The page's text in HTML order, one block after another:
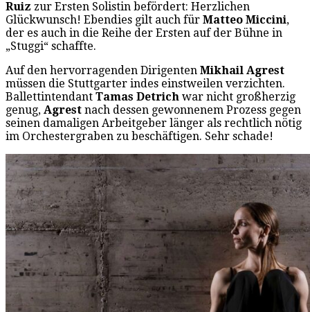
Ruiz zur Ersten Solistin befördert: Herzlichen
Glückwunsch! Ebendies gilt auch für Matteo Miccini,
der es auch in die Reihe der Ersten auf der Bühne in
„Stuggi“ schaffte.
Auf den hervorragenden Dirigenten Mikhail Agrest
müssen die Stuttgarter indes einstweilen verzichten.
Ballettintendant Tamas Detrich war nicht großherzig
genug, Agrest nach dessen gewonnenem Prozess gegen
seinen damaligen Arbeitgeber länger als rechtlich nötig
im Orchestergraben zu beschäftigen. Sehr schade!